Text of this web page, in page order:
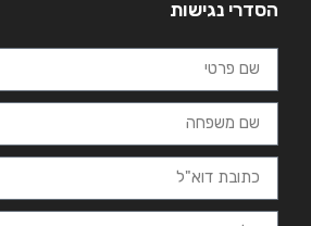
הסדרי נגישות